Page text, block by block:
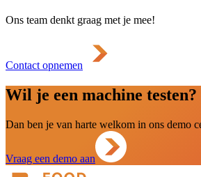
Ons team denkt graag met je mee!
Contact opnemen
Wil je een machine testen?
Dan ben je van harte welkom in ons demo
Vraag een demo aan